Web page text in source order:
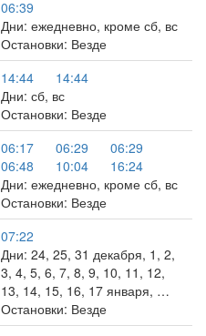
06:39
Дни: ежедневно, кроме сб, вс
Остановки: Везде
14:44
14:44
Дни: сб, вс
Остановки: Везде
06:17 06:29
06:29
06:48
10:04
16:24
Дни: ежедневно, кроме сб, вс
Остановки: Везде
07:22
Дни: 24, 25, 31 декабря, 1, 2,
3, 4, 5, 6, 7, 8, 9, 10, 11, 12,
13, 14, 15, 16, 17 января, …
Остановки: Везде